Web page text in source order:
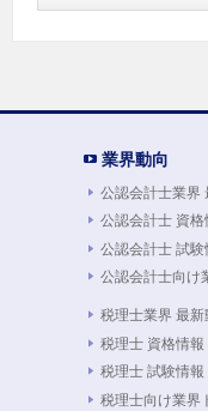
業界動向
公認会計士業界
公認会計士 資格
公認会計士 試験
公認会計士向け
税理士業界 最新
税理士 資格情報
税理士 試験情報
税理士向け業界